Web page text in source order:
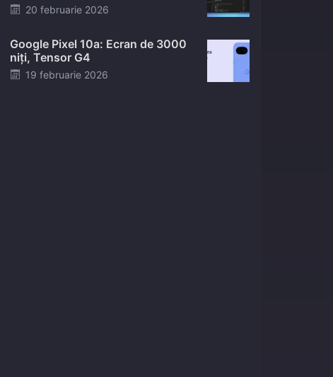
Posted
20 februarie 2026
Google Pixel 10a: Ecran de 3000
niți, Tensor G4
Posted
19 februarie 2026